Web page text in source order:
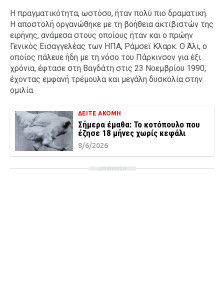
Η πραγματικότητα, ωστόσο, ήταν πολύ πιο δραματική.
Η αποστολή οργανώθηκε με τη βοήθεια ακτιβιστών της
ειρήνης, ανάμεσα στους οποίους ήταν και ο πρώην
Γενικός Εισαγγελέας των ΗΠΑ, Ράμσεϊ Κλαρκ. Ο Άλι, ο
οποίος πάλευε ήδη με τη νόσο του Πάρκινσον για έξι
χρόνια, έφτασε στη Βαγδάτη στις 23 Νοεμβρίου 1990,
έχοντας εμφανή τρέμουλα και μεγάλη δυσκολία στην
ομιλία.
ΔΕΙΤΕ ΑΚΟΜΗ
Σήμερα έμαθα: Το κοτόπουλο που
έζησε 18 μήνες χωρίς κεφάλι
8/6/2026
ΔΙΑΦΗΜΙΣΗ